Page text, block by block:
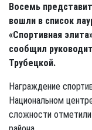
Восемь
вошли в список
«Спортивная
сообщил
Трубецкой.
Награждение
Национальном
сложности